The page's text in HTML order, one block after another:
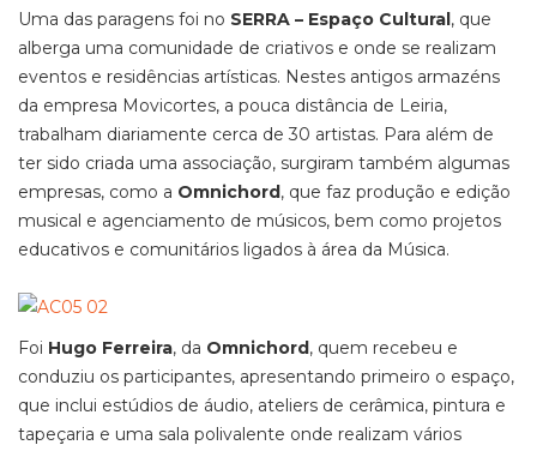
Uma das paragens foi no SERRA – Espaço Cultural, que
alberga uma comunidade de criativos e onde se realizam
eventos e residências artísticas. Nestes antigos armazéns
da empresa Movicortes, a pouca distância de Leiria,
trabalham diariamente cerca de 30 artistas. Para além de
ter sido criada uma associação, surgiram também algumas
empresas, como a Omnichord, que faz produção e edição
musical e agenciamento de músicos, bem como projetos
educativos e comunitários ligados à área da Música.
Foi Hugo Ferreira, da Omnichord, quem recebeu e
conduziu os participantes, apresentando primeiro o espaço,
que inclui estúdios de áudio, ateliers de cerâmica, pintura e
tapeçaria e uma sala polivalente onde realizam vários